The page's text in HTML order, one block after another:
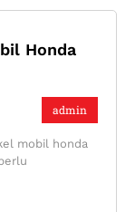
Honda
admin
mobil honda